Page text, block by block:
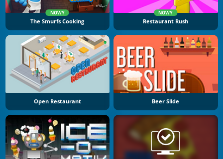
NOWY
The Smurfs Cooking
NOWY
Restaurant Rush
Open Restaurant Beer Slide